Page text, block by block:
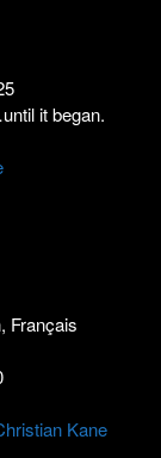
it began.
Français
Kane